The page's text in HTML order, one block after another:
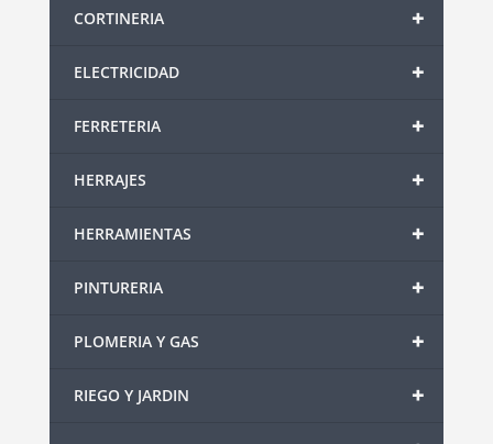
+
CORTINERIA
+
ELECTRICIDAD
+
FERRETERIA
+
HERRAJES
+
HERRAMIENTAS
+
PINTURERIA
+
PLOMERIA Y GAS
+
RIEGO Y JARDIN